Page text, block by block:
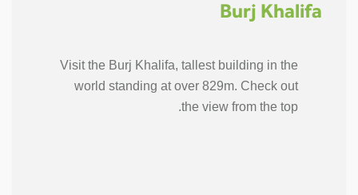
Burj Khalifa
Visit the Burj Khalifa, tallest building in the
world standing at over 829m. Check out
the view from the top.